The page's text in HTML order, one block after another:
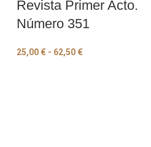
Revista Primer Acto.
Número 351
25,00 € - 62,50 €